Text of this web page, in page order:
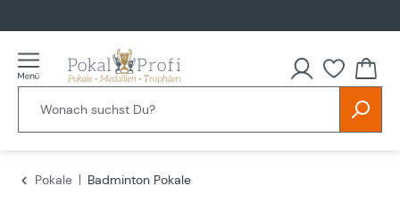
Du
Pokale Badminton Pokale